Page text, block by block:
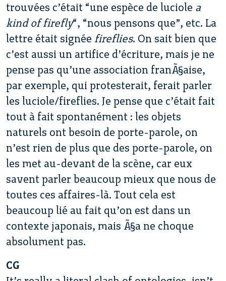
trouvées c’était “une espèce de luciole a
kind of firefly“, “nous pensons que”, etc. La
lettre était signée fireflies. On sait bien que
c’est aussi un artifice d’écriture, mais je ne
pense pas qu’une association franÃ§aise,
par exemple, qui protesterait, ferait parler
les luciole/fireflies. Je pense que c’était fait
tout à fait spontanément : les objets
naturels ont besoin de porte-parole, on
n’est rien de plus que des porte-parole, on
les met au-devant de la scène, car eux
savent parler beaucoup mieux que nous de
toutes ces affaires-là. Tout cela est
beaucoup lié au fait qu’on est dans un
contexte japonais, mais Ã§a ne choque
absolument pas.
CG